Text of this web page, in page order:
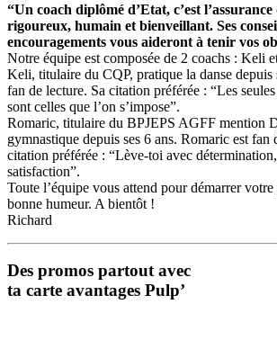
“Un coach diplômé d’Etat, c’est
rigoureux, humain et bienveillant. Ses
encouragements vous aideront à tenir vos
Notre équipe est composée de 2 coachs : Keli
Keli, titulaire du CQP, pratique la danse depuis
fan de lecture. Sa citation préférée : “Les
sont celles que l’on s’impose”.
Romaric, titulaire du BPJEPS AGFF mention
gymnastique depuis ses 6 ans. Romaric est fan
citation préférée : “Lève-toi avec
satisfaction”.
Toute l’équipe vous attend pour démarrer
bonne humeur. A bientôt !
Richard
Des promos partout avec
ta carte avantages Pulp’